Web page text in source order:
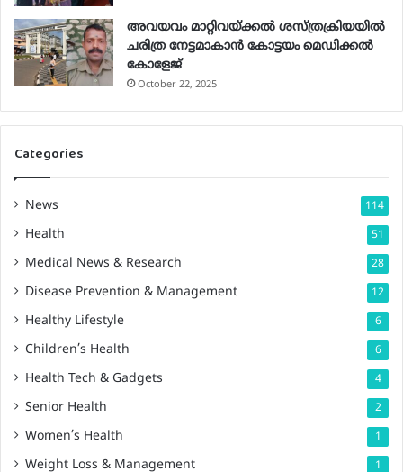
അവയവം മാറ്റിവയ്ക്കല്‍ ശസ്ത്രക്രിയയില്‍
ചരിത്ര നേട്ടമാകാന്‍ കോട്ടയം മെഡിക്കല്‍
കോളേജ്
October 22, 2025
Categories
News 114
Health 51
Medical News & Research 28
Disease Prevention & Management 12
Healthy Lifestyle 6
Children’s Health 6
Health Tech & Gadgets 4
Senior Health 2
Women’s Health 1
Weight Loss & Management 1